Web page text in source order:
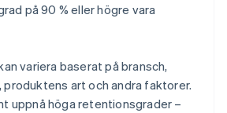
på 90 % eller högre vara
variera baserat på bransch,
produktens art och andra faktorer.
uppnå höga retentionsgrader –